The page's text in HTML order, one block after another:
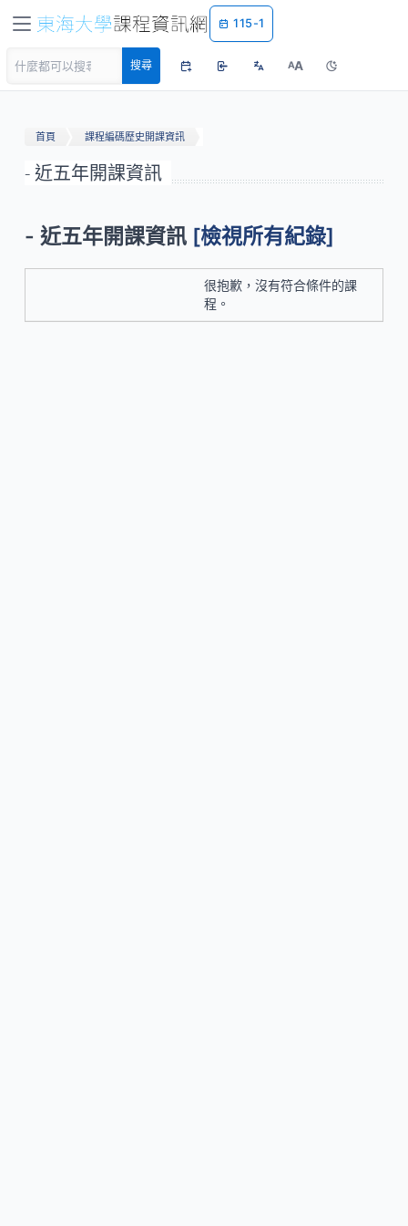
115-1
搜尋 AA
首頁 課程編碼歷史開課資訊
- 近五年開課資訊
- 近五年開課資訊 [檢視所有紀錄]
很抱歉，沒有符合條件的課
程。